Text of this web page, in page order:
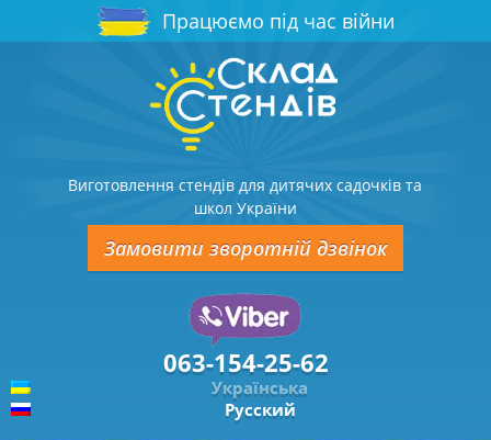
Працюємо під час війни
Виготовлення стендів для дитячих садочків та
школ України
Замовити зворотній дзвінок
063-154-25-62
Українська
Русский